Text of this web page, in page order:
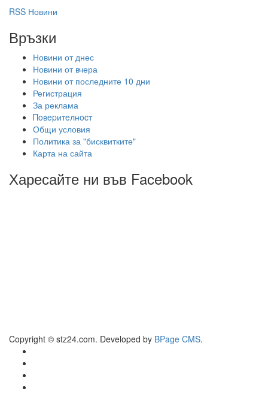
RSS Новини
Връзки
Новини от днес
Новини от вчера
Новини от последните 10 дни
Регистрация
За реклама
Πoвepитeлнocт
Общи условия
Политика за "бисквитките"
Карта на сайта
Харесайте ни във Facebook
Copyright © stz24.com. Developed by BPage CMS.